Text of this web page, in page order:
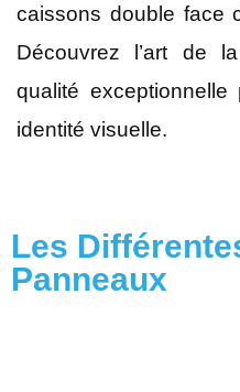
caissons double face
Découvrez l’art de
qualité
identité visuelle.
Les
Panneaux